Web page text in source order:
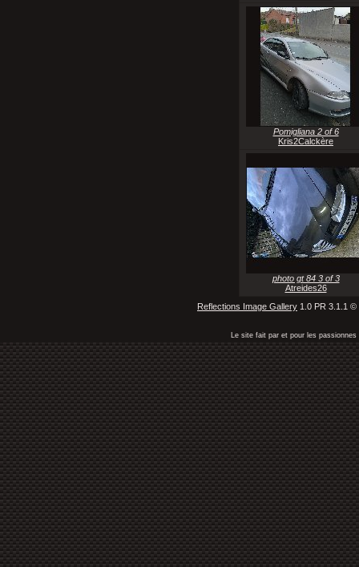
Pomigliana 2 of 6
Kris2Calckère
photo gt 84 3 of 3
Atreides26
Reflections Image Gallery 1.0 PR 3.1.1
Le site fait par et pour les